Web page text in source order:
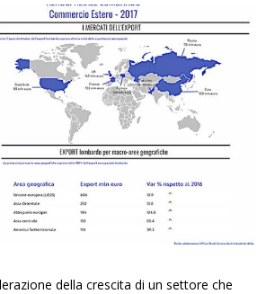
della crescita di un settore che